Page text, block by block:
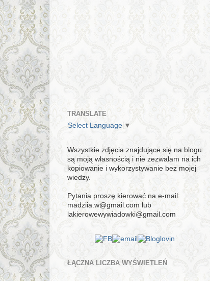
TRANSLATE
Select Language ▼
Wszystkie zdjęcia znajdujące się na blogu
są moją własnością i nie zezwalam na ich
kopiowanie i wykorzystywanie bez mojej
wiedzy.
Pytania proszę kierować na e-mail:
madziia.w@gmail.com lub
lakierowewywiadowki@gmail.com
ŁĄCZNA LICZBA WYŚWIETLEŃ